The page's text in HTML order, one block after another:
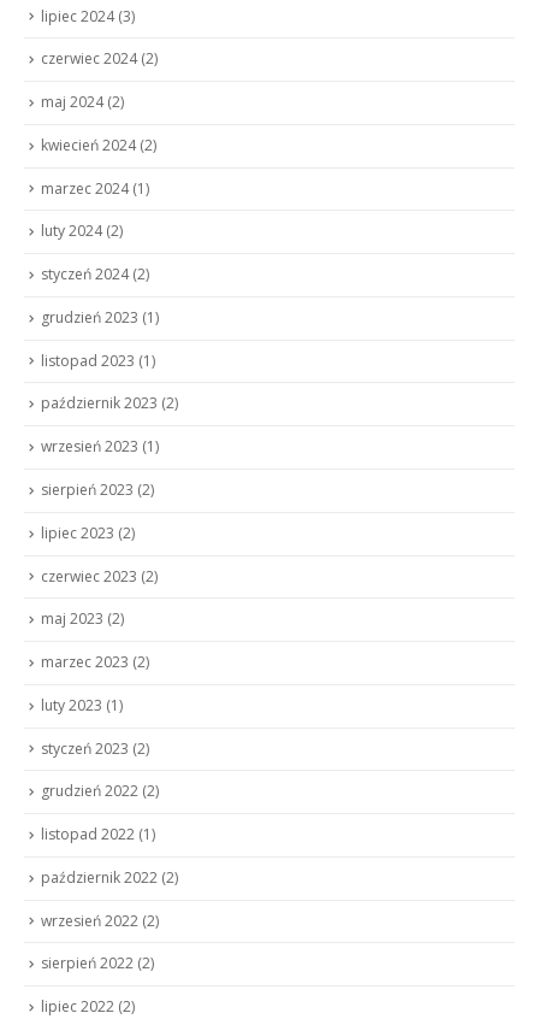
lipiec 2024(3)
czerwiec 2024(2)
maj 2024(2)
kwiecień 2024(2)
marzec 2024(1)
luty 2024(2)
styczeń 2024(2)
grudzień 2023 (1)
listopad 2023 (1)
październik 2023 (2)
wrzesień 2023 (1)
sierpień 2023 (2)
lipiec 2023 (2)
czerwiec 2023 (2)
maj 2023 (2)
marzec 2023 (2)
luty 2023 (1)
styczeń 2023 (2)
grudzień 2022 (2)
listopad 2022 (1)
październik 2022 (2)
wrzesień 2022 (2)
sierpień 2022 (2)
lipiec 2022 (2)